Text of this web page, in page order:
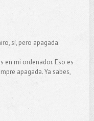
sí, pero apagada.
en mi ordenador. Eso es
apagada. Ya sabes,